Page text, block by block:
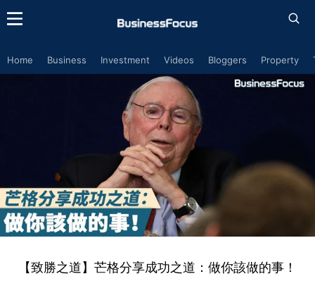
Home Business Investment Videos Bloggers Property
【致勝之道】芒格分享成功之道：做你該做的事！